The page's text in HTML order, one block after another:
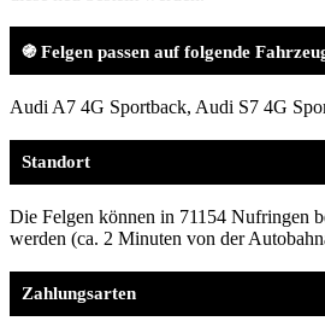
֍ Felgen passen auf folgende
Audi A7 4G Sportback, Audi S7 4G
Standort
Die Felgen können in 71154 Nufringen
werden (ca. 2 Minuten von der
Zahlungsarten